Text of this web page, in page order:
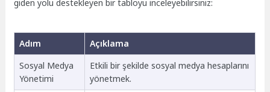
giden yolu destekleyen bir tabloyu inceleyebilirsiniz:
Adım
Açıklama
Sosyal Medya
Yönetimi
Etkili bir şekilde sosyal medya hesaplarını
yönetmek.